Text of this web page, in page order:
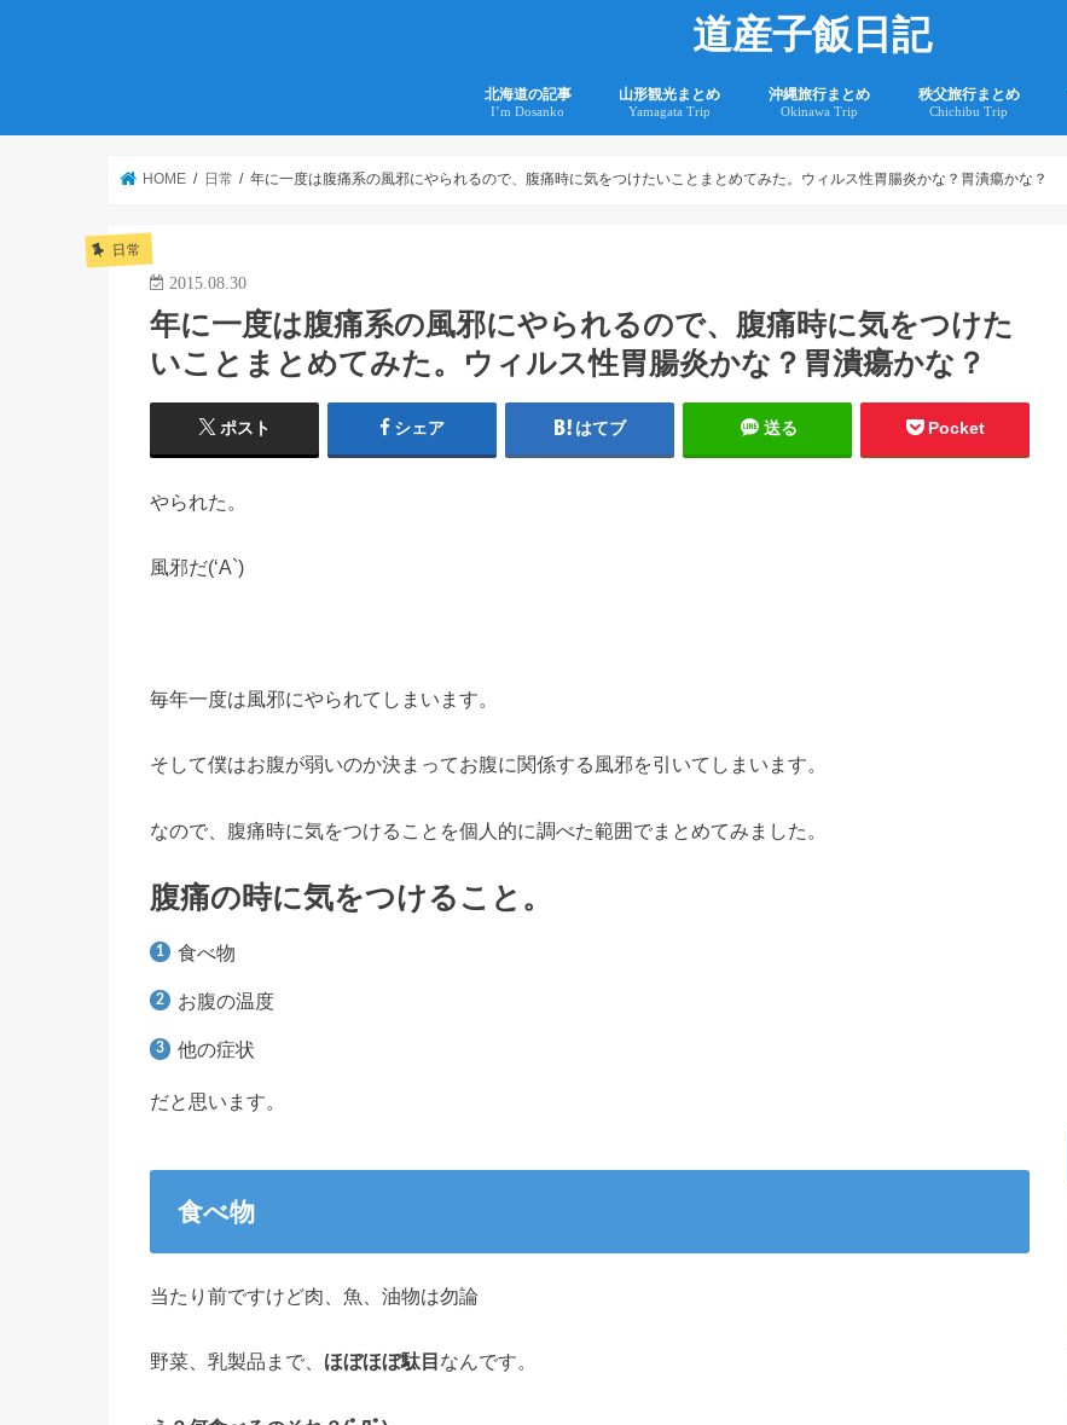
道産子飯日記
北海道の記事
I’m Dosanko
山形観光まとめ
Yamagata Trip
沖縄旅行まとめ
Okinawa Trip
秩父旅行まとめ
Chichibu Trip
HOME 日常 年に一度は腹痛系の風邪にやられるので、腹痛時に気をつけたいことまとめてみた。ウィルス性胃腸炎かな？胃潰瘍かな？
日常
2015.08.30
年に一度は腹痛系の風邪にやられるので、腹痛時に気をつけた
いことまとめてみた。ウィルス性胃腸炎かな？胃潰瘍かな？
ポスト シェア はてブ 送る Pocket
やられた。
風邪だ(‘A`)
毎年一度は風邪にやられてしまいます。
そして僕はお腹が弱いのか決まってお腹に関係する風邪を引いてしまいます。
なので、腹痛時に気をつけることを個人的に調べた範囲でまとめてみました。
腹痛の時に気をつけること。
食べ物
お腹の温度
他の症状
だと思います。
食べ物
当たり前ですけど肉、魚、油物は勿論
野菜、乳製品まで、 ほぼほぼ駄目 なんです。